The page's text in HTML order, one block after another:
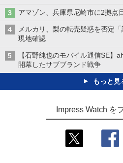
アマゾン、兵庫県尼崎市に2拠
メルカリ、梨の転売疑惑を否定
現地確認
【石野純也のモバイル通信SE
開幕したサブブランド戦争
もっと見
Impress Watch を